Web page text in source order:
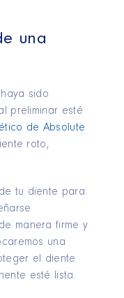
una
sido
preliminar esté
de Absolute
roto,
tu diente para
manera firme y
una
el diente
esté lista.